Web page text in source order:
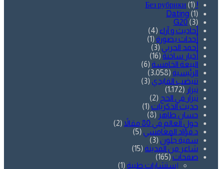
! Без рубрики
(1)
Dating (1)
G20 (3)
أحاديث و آراء (4)
أحداث بصورة (1)
أحمد الحربي (3)
أخبار ساخنة (16)
البيعة الخامسة (6)
الرئيسية (3٬058)
تنيضب الفايدي (3)
تيزار (1٬172)
تيزار في الحج (2)
حديث الذكريات (1)
حسان طاهر (8)
حول العالم في 80 مقالاً
(2)
د.فؤاد المغامسي (5)
سمية جلّون (3)
شاعر من المدينة (15)
صفحات (165)
إستشارات طبية (1)